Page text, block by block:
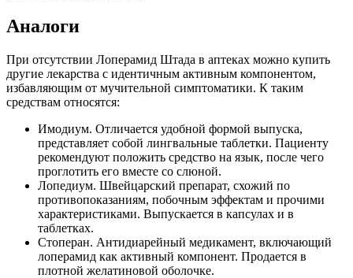
Аналоги
При отсутствии Лоперамид Штада в аптеках можно купить
другие лекарства с идентичным активным компонентом,
избавляющим от мучительной симптоматики. К таким
средствам относятся:
Имодиум. Отличается удобной формой выпуска,
представляет собой лингвальные таблетки. Пациенту
рекомендуют положить средство на язык, после чего
проглотить его вместе со слюной.
Лопедиум. Швейцарский препарат, схожий по
противопоказаниям, побочным эффектам и прочими
характеристиками. Выпускается в капсулах и в
таблетках.
Стоперан. Антидиарейный медикамент, включающий
лоперамид как активный компонент. Продается в
плотной желатиновой оболочке.